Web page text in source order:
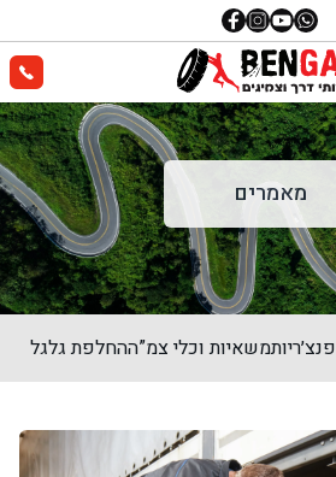
מאמרים
החלפת גלגלמשאיות וכלי צמ”הפנצ׳ריות